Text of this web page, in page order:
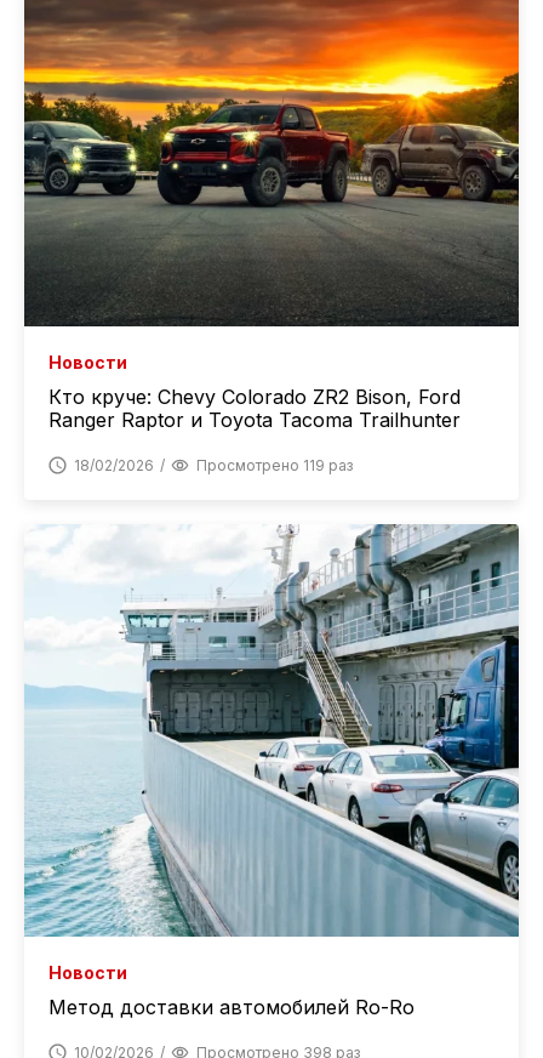
Новости
Кто круче: Chevy Colorado ZR2 Bison, Ford
Ranger Raptor и Toyota Tacoma Trailhunter
18/02/2026 Просмотрено 119 раз
Новости
Метод доставки автомобилей Ro-Ro
10/02/2026 Просмотрено 398 раз